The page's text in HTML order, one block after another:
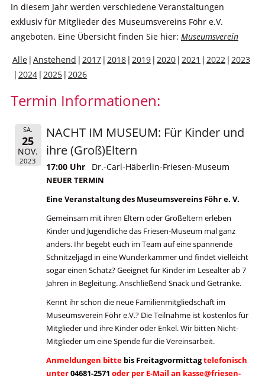
In diesem Jahr werden verschiedene Veranstaltungen
exklusiv für Mitglieder des Museumsvereins Föhr e.V.
angeboten. Eine Übersicht finden Sie hier: Museumsverein
Alle Anstehend 2017 2018 2019 2020 2021 2022
2023
2024 2025 2026
Termin Informationen:
SA.
25
NOV.
2023
NACHT IM MUSEUM: Für Kinder und
ihre (Groß)Eltern
17:00 Uhr Dr.-Carl-Häberlin-Friesen-Museum
NEUER TERMIN
Eine Veranstaltung des Museumsvereins Föhr e. V.
Gemeinsam mit ihren Eltern oder Großeltern erleben
Kinder und Jugendliche das Friesen-Museum mal ganz
anders. Ihr begebt euch im Team auf eine spannende
Schnitzeljagd in eine Wunderkammer und findet vielleicht
sogar einen Schatz? Geeignet für Kinder im Lesealter ab 7
Jahren in Begleitung. Anschließend Snack und Getränke.
Kennt ihr schon die neue Familienmitgliedschaft im
Museumsverein Föhr e.V.? Die Teilnahme ist kostenlos für
Mitglieder und ihre Kinder oder Enkel. Wir bitten Nicht-
Mitglieder um eine Spende für die Vereinsarbeit.
Anmeldungen bitte bis Freitagvormittagtelefonisch
unter04681-2571 oder per E-Mail an kasse@friesen-